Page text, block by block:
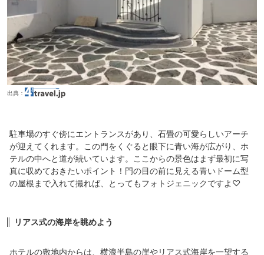
出典：
駐車場のすぐ傍にエントランスがあり、石畳の可愛らしいアーチ
が迎えてくれます。この門をくぐると眼下に青い海が広がり、ホ
テルの中へと道が続いています。ここからの景色はまず最初に写
真に収めておきたいポイント！門の目の前に見える青いドーム型
の屋根まで入れて撮れば、とってもフォトジェニックですよ♡
リアス式の海岸を眺めよう
ホテルの敷地内からは、横浪半島の崖やリアス式海岸を一望する